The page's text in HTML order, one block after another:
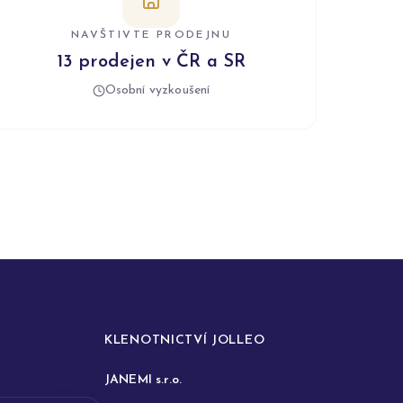
NAVŠTIVTE PRODEJNU
13 prodejen v ČR a SR
Osobní vyzkoušení
KLENOTNICTVÍ JOLLEO
JANEMI s.r.o.